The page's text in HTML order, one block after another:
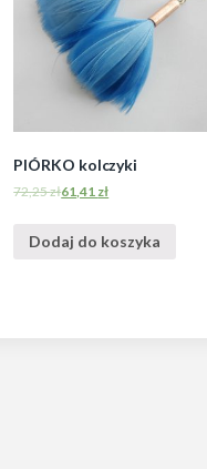
PIÓRKO kolczyki
72,25zł61,41 zł
Dodaj do koszyka